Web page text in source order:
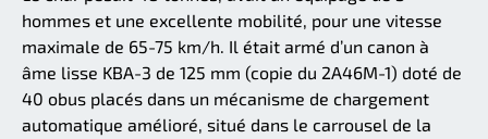
hommes et une excellente mobilité, pour une vitesse
maximale de 65-75 km/h. Il était armé d’un canon à
âme lisse KBA-3 de 125 mm (copie du 2A46M-1) doté de
40 obus placés dans un mécanisme de chargement
automatique amélioré, situé dans le carrousel de la